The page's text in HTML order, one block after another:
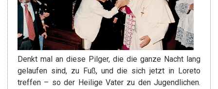
Denkt mal an diese Pilger, die die ganze Nacht lang
gelaufen sind, zu Fuß, und die sich jetzt in Loreto
treffen – so der Heilige Vater zu den Jugendlichen.